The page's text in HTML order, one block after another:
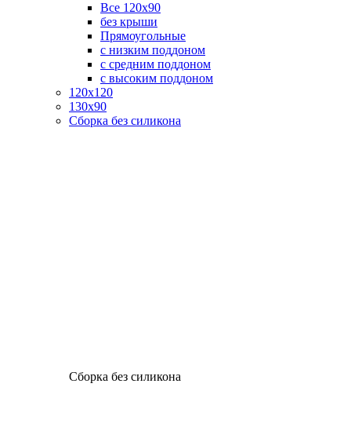
Все 120х90
без крыши
Прямоугольные
с низким поддоном
с средним поддоном
с высоким поддоном
120х120
130х90
Сборка без силикона
Сборка без силикона